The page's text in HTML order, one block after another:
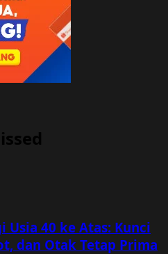
Usia 40 ke Atas: Kunci
dan Otak Tetap Prima